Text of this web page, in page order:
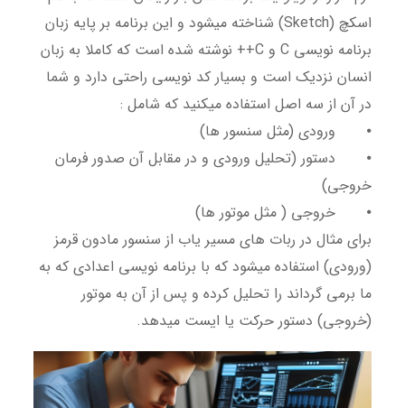
اسکچ (Sketch) شناخته میشود و این برنامه بر پایه زبان
برنامه نویسی C و C++ نوشته شده است که کاملا به زبان
انسان نزدیک است و بسیار کد نویسی راحتی دارد و شما
در آن از سه اصل استفاده میکنید که شامل :
⦁
ورودی (مثل سنسور ها)
⦁
دستور (تحلیل ورودی و در مقابل آن صدور فرمان
خروجی)
⦁
خروجی ( مثل موتور ها)
برای مثال در ربات های مسیر یاب از سنسور مادون قرمز
(ورودی) استفاده میشود که با برنامه نویسی اعدادی که به
ما برمی گرداند را تحلیل کرده و پس از آن به موتور
(خروجی) دستور حرکت یا ایست میدهد.